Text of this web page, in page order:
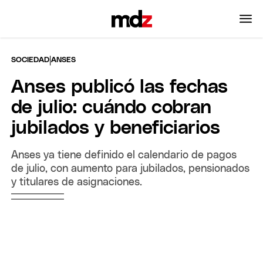
SOCIEDAD |ANSES
Anses publicó las fechas
de julio: cuándo cobran
jubilados y beneficiarios
Anses ya tiene definido el calendario de pagos
de julio, con aumento para jubilados, pensionados
y titulares de asignaciones.